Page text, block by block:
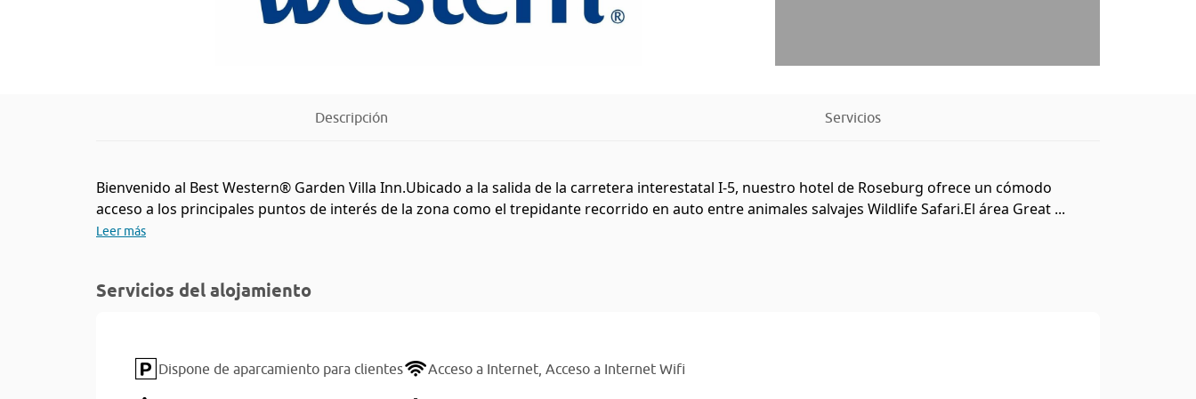
Descripción Servicios
Bienvenido al Best Western® Garden Villa Inn.Ubicado a la salida de la carretera interestatal I-5, nuestro hotel de Roseburg ofrece un cómodo
acceso a los principales puntos de interés de la zona como el trepidante recorrido en auto entre animales salvajes Wildlife Safari.El área Great ...
Leer más
Servicios del alojamiento
Dispone de aparcamiento para clientes Acceso a Internet, Acceso a Internet Wifi